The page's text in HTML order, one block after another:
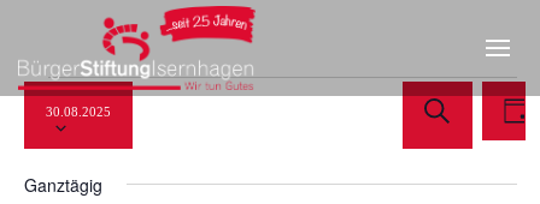
Suche
g
30.08.2025
Datum
Ganztägig